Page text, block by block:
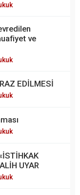
ve
EDİLMESİ
UYAR